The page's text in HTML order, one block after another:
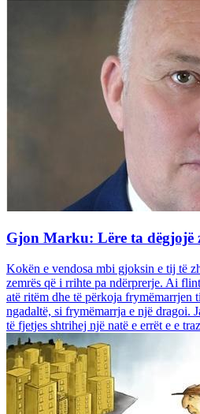
Gjon Marku: Lëre ta dëgjojë
Kokën e vendosa mbi gjoksin e tij të
zemrës që i rrihte pa ndërprerje. Ai
atë ritëm dhe të përkoja frymëmarrjen
ngadaltë, si frymëmarrja e një dragoi.
të fjetjes shtrihej një natë e errët e e